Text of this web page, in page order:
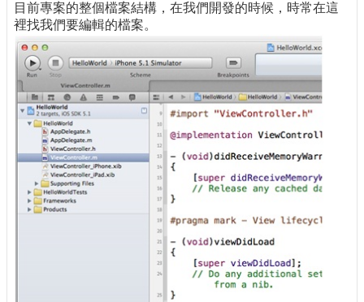
目前專案的整個檔案結構，在我們開發的時候，時常在這
裡找我們要編輯的檔案。